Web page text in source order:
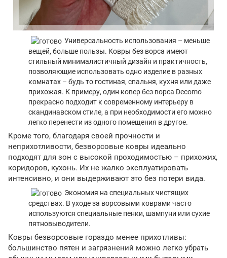
Универсальность использования – меньше
вещей, больше пользы. Ковры без ворса имеют
стильный минималистичный дизайн и практичность,
позволяющие использовать одно изделие в разных
комнатах – будь то гостиная, спальня, кухня или даже
прихожая. К примеру, один ковер без ворса Decomo
прекрасно подходит к современному интерьеру в
скандинавском стиле, а при необходимости его можно
легко перенести из одного помещения в другое.
Кроме того, благодаря своей прочности и
неприхотливости, безворсовые ковры идеально
подходят для зон с высокой проходимостью – прихожих,
коридоров, кухонь. Их не жалко эксплуатировать
интенсивно, и они выдерживают это без потери вида.
Экономия на специальных чистящих
средствах. В уходе за ворсовыми коврами часто
используются специальные пенки, шампуни или сухие
пятновыводители.
Ковры безворсовые гораздо менее прихотливы:
большинство пятен и загрязнений можно легко убрать